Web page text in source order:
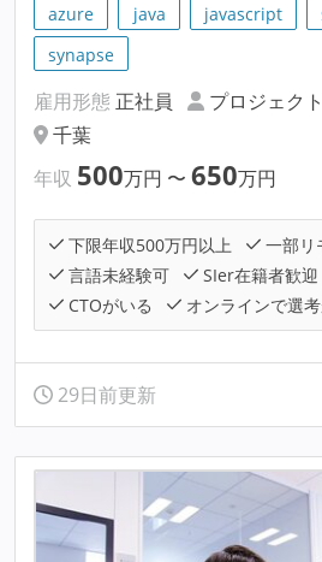
azure java javascript
synapse
雇用形態 正社員
プロジェク
千葉
年収 500万円 〜 650万円
下限年収500万円以上
一部リ
言語未経験可
SIer在籍者歓迎
CTOがいる
オンラインで選
29日前更新